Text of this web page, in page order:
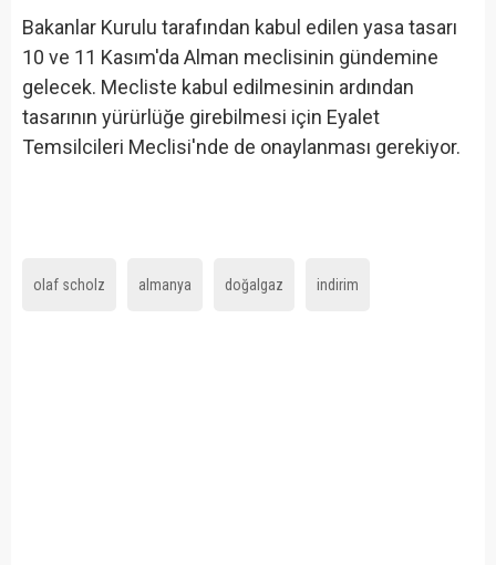
Bakanlar Kurulu tarafından kabul edilen yasa tasarı
10 ve 11 Kasım'da Alman meclisinin gündemine
gelecek. Mecliste kabul edilmesinin ardından
tasarının yürürlüğe girebilmesi için Eyalet
Temsilcileri Meclisi'nde de onaylanması gerekiyor.
olaf scholz almanya doğalgaz indirim